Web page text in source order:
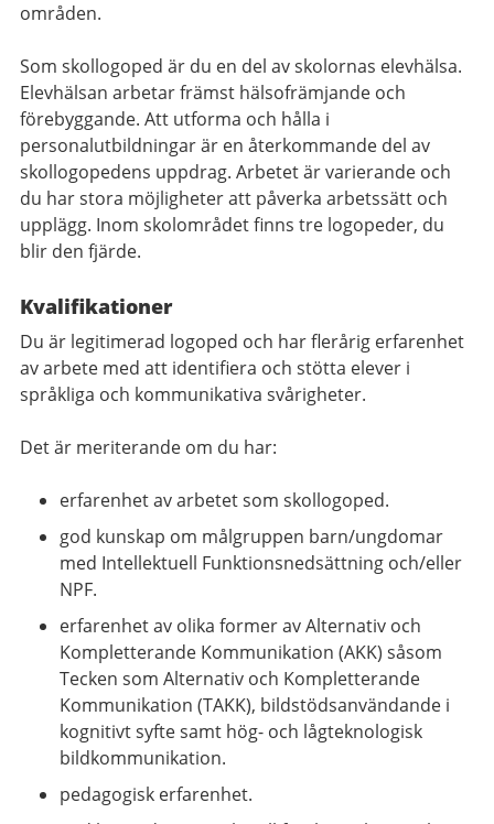
områden.
Som skollogoped är du en del av skolornas elevhälsa.
Elevhälsan arbetar främst hälsofrämjande och
förebyggande. Att utforma och hålla i
personalutbildningar är en återkommande del av
skollogopedens uppdrag. Arbetet är varierande och
du har stora möjligheter att påverka arbetssätt och
upplägg. Inom skolområdet finns tre logopeder, du
blir den fjärde.
Kvalifikationer
Du är legitimerad logoped och har flerårig erfarenhet
av arbete med att identifiera och stötta elever i
språkliga och kommunikativa svårigheter.
Det är meriterande om du har:
erfarenhet av arbetet som skollogoped.
god kunskap om målgruppen barn/ungdomar
med Intellektuell Funktionsnedsättning och/eller
NPF.
erfarenhet av olika former av Alternativ och
Kompletterande Kommunikation (AKK) såsom
Tecken som Alternativ och Kompletterande
Kommunikation (TAKK), bildstödsanvändande i
kognitivt syfte samt hög- och lågteknologisk
bildkommunikation.
pedagogisk erfarenhet.